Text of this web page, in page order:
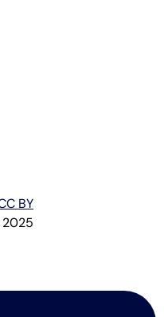
BY
2025